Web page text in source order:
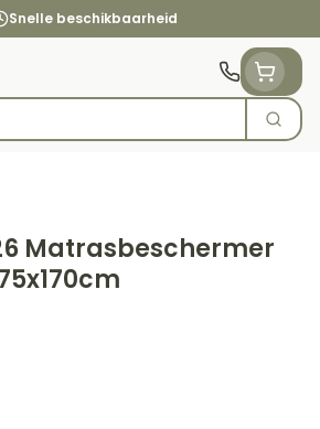
Snelle beschikbaarheid
Zoek
Matrasbeschermer